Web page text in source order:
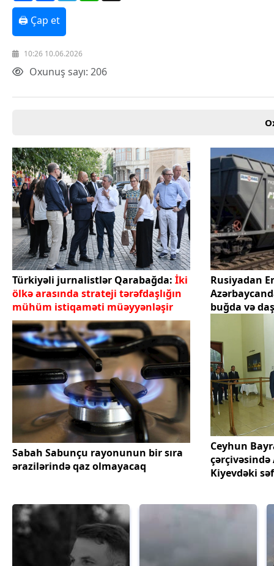
Texnologiya
Mətbuat-150
Əlaqə
Missiyamız
🖨 Çap et
10:26 10.06.2026
Oxunuş sayı: 206
Türkiyəli jurnalistlər Qarabağda: İki
ölkə arasında strateji tərəfdaşlığın
mühüm istiqaməti müəyyənləşir
Rusiyadan
buğda və
Sabah Sabunçu rayonunun bir sıra
ərazilərində qaz olmayacaq
Ceyhun
çərçivəsində
Kiyevdəki